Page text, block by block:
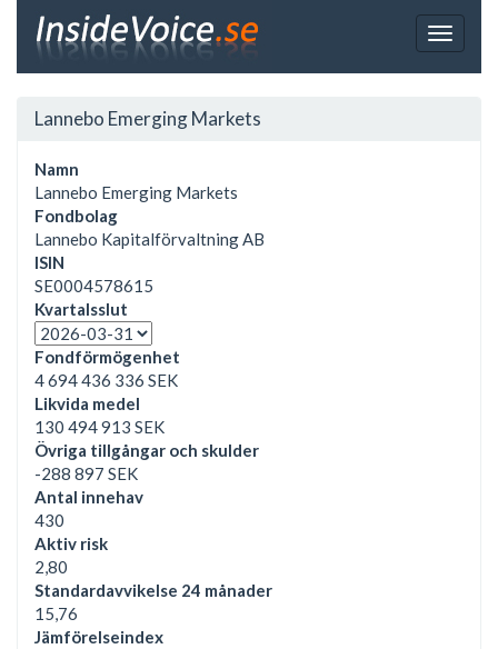
Toggle
Lannebo Emerging Markets
Namn
Lannebo Emerging Markets
Fondbolag
Lannebo Kapitalförvaltning AB
ISIN
SE0004578615
Kvartalsslut
Fondförmögenhet
4 694 436 336 SEK
Likvida medel
130 494 913 SEK
Övriga tillgångar och skulder
-288 897 SEK
Antal innehav
430
Aktiv risk
2,80
Standardavvikelse 24 månader
15,76
Jämförelseindex